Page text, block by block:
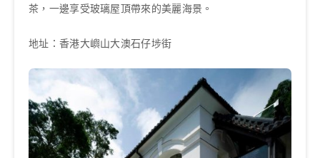
茶，一邊享受玻璃屋頂帶來的美麗海景。
地址：香港大嶼山大澳石仔埗街